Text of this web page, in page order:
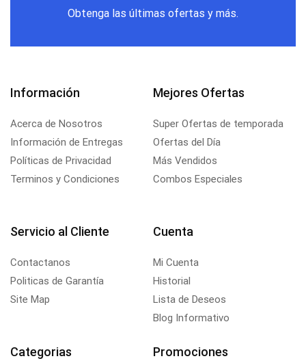
Obtenga las últimas ofertas y más.
Información
Acerca de Nosotros
Información de Entregas
Políticas de Privacidad
Terminos y Condiciones
Mejores Ofertas
Super Ofertas de temporada
Ofertas del Día
Más Vendidos
Combos Especiales
Servicio al Cliente
Contactanos
Politicas de Garantía
Site Map
Cuenta
Mi Cuenta
Historial
Lista de Deseos
Blog Informativo
Categorias Promociones